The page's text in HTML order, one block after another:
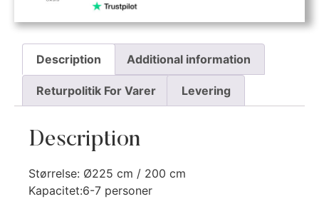
Description Additional information
Returpolitik For Varer Levering
Description
Størrelse: Ø225 cm / 200 cm
Kapacitet:6-7 personer